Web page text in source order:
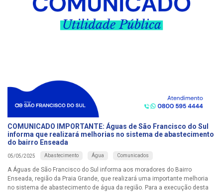
COMUNICADO IMPORTANTE: Águas de São Francisco do Sul
informa que realizará melhorias no sistema de abastecimento
do bairro Enseada
05/05/2025 Abastecimento Água Comunicados
A Águas de São Francisco do Sul informa aos moradores do Bairro
Enseada, região da Praia Grande, que realizará uma importante melhoria
no sistema de abastecimento de água da região. Para a execução desta